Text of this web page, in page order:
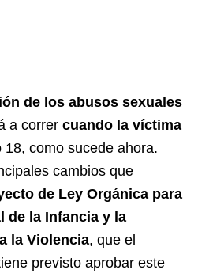
de los abusos sexuales
a correr cuando la víctima
18, como sucede ahora.
cambios que
de Ley Orgánica para
de la Infancia y la
la Violencia, que el
previsto aprobar este